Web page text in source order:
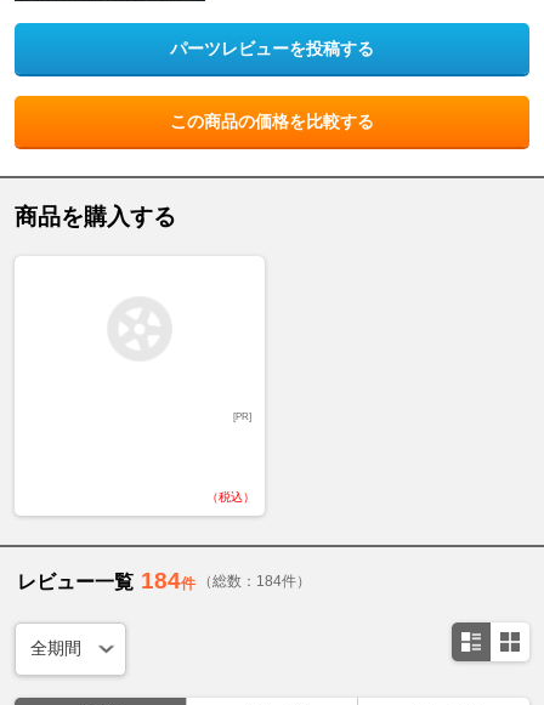
パーツレビューを投稿する
この商品の価格を比較する
商品を購入する
[PR]
（税込）
レビュー一覧 184件 （総数：184件）